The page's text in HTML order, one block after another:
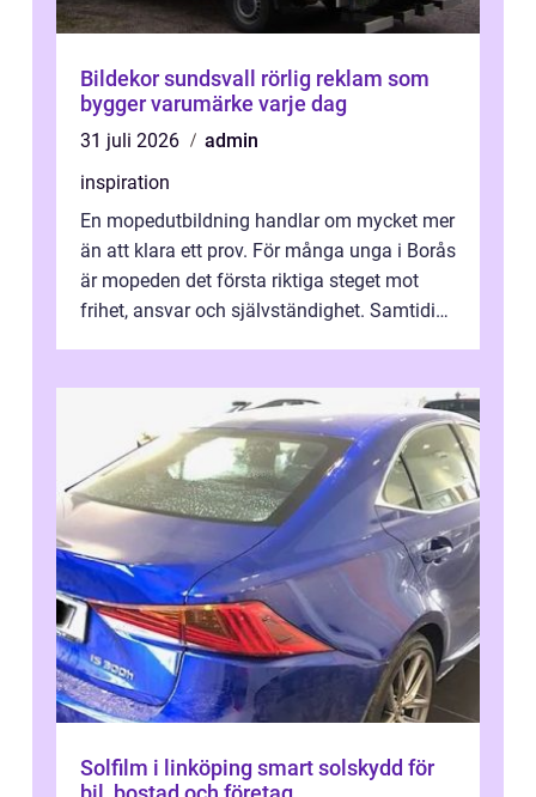
Bildekor sundsvall rörlig reklam som
bygger varumärke varje dag
31 juli 2026
admin
inspiration
En mopedutbildning handlar om mycket mer
än att klara ett prov. För många unga i Borås
är mopeden det första riktiga steget mot
frihet, ansvar och självständighet. Samtidigt
Solfilm i linköping smart solskydd för